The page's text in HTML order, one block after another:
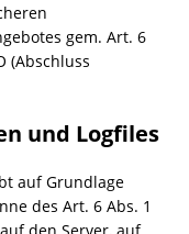
gem. Art. 6
(Abschluss
und Logfiles
auf Grundlage
des Art. 6 Abs. 1